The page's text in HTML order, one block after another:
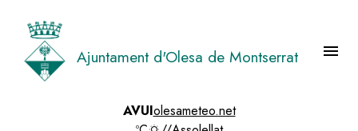
contingut
Ajuntament d'Olesa de Montserrat menu
AVUIolesameteo.net